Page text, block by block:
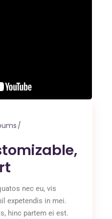
nec eu, vis
expetendis in mei.
hinc partem ei est.